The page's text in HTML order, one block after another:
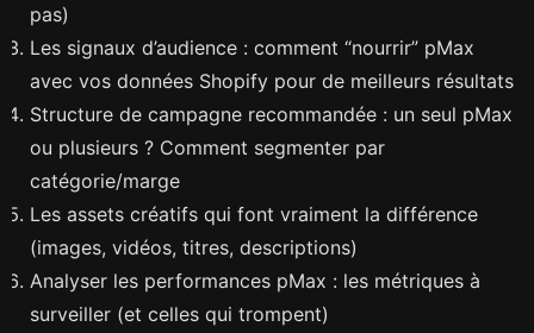
pas)
Les signaux d’audience : comment “nourrir” pMax
avec vos données Shopify pour de meilleurs résultats
Structure de campagne recommandée : un seul pMax
ou plusieurs ? Comment segmenter par
catégorie/marge
Les assets créatifs qui font vraiment la différence
(images, vidéos, titres, descriptions)
Analyser les performances pMax : les métriques à
surveiller (et celles qui trompent)